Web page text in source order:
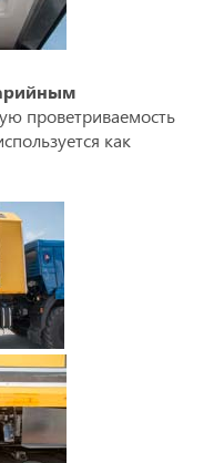
проветриваемость
как